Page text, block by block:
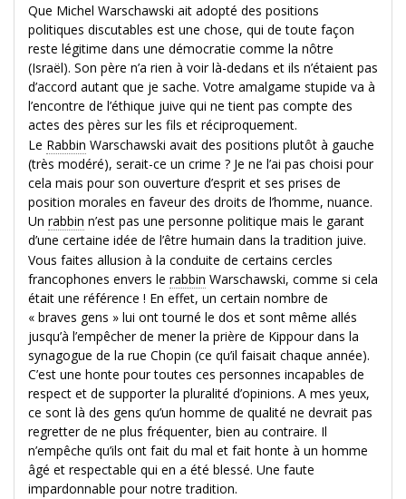
Que Michel Warschawski ait adopté des positions
politiques discutables est une chose, qui de toute façon
reste légitime dans une démocratie comme la nôtre
(Israël). Son père n’a rien à voir là-dedans et ils n’étaient pas
d’accord autant que je sache. Votre amalgame stupide va à
l’encontre de l’éthique juive qui ne tient pas compte des
actes des pères sur les fils et réciproquement.
Le Rabbin Warschawski avait des positions plutôt à gauche
(très modéré), serait-ce un crime ? Je ne l’ai pas choisi pour
cela mais pour son ouverture d’esprit et ses prises de
position morales en faveur des droits de l’homme, nuance.
Un rabbin n’est pas une personne politique mais le garant
d’une certaine idée de l’être humain dans la tradition juive.
Vous faites allusion à la conduite de certains cercles
francophones envers le rabbin Warschawski, comme si cela
était une référence ! En effet, un certain nombre de
« braves gens » lui ont tourné le dos et sont même allés
jusqu’à l’empêcher de mener la prière de Kippour dans la
synagogue de la rue Chopin (ce qu’il faisait chaque année).
C’est une honte pour toutes ces personnes incapables de
respect et de supporter la pluralité d’opinions. A mes yeux,
ce sont là des gens qu’un homme de qualité ne devrait pas
regretter de ne plus fréquenter, bien au contraire. Il
n’empêche qu’ils ont fait du mal et fait honte à un homme
âgé et respectable qui en a été blessé. Une faute
impardonnable pour notre tradition.